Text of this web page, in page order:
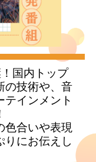
国内トップ
の技術や、音
テインメント
色合いや表現
りにお伝えし